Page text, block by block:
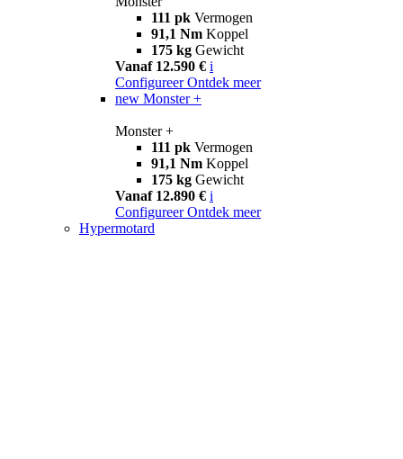
111 pk Vermogen
91,1 Nm Koppel
175 kg Gewicht
Vanaf 12.590 € i
Configureer Ontdek meer
new Monster +
Monster +
111 pk Vermogen
91,1 Nm Koppel
175 kg Gewicht
Vanaf 12.890 € i
Configureer Ontdek meer
Hypermotard